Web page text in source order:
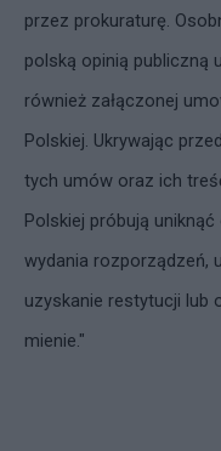
przez prokuraturę.
polską opinią publiczną
również załączonej
Polskiej. Ukrywając
tych umów oraz ich
Polskiej próbują
wydania rozporządzeń,
uzyskanie restytucji lub
mienie."